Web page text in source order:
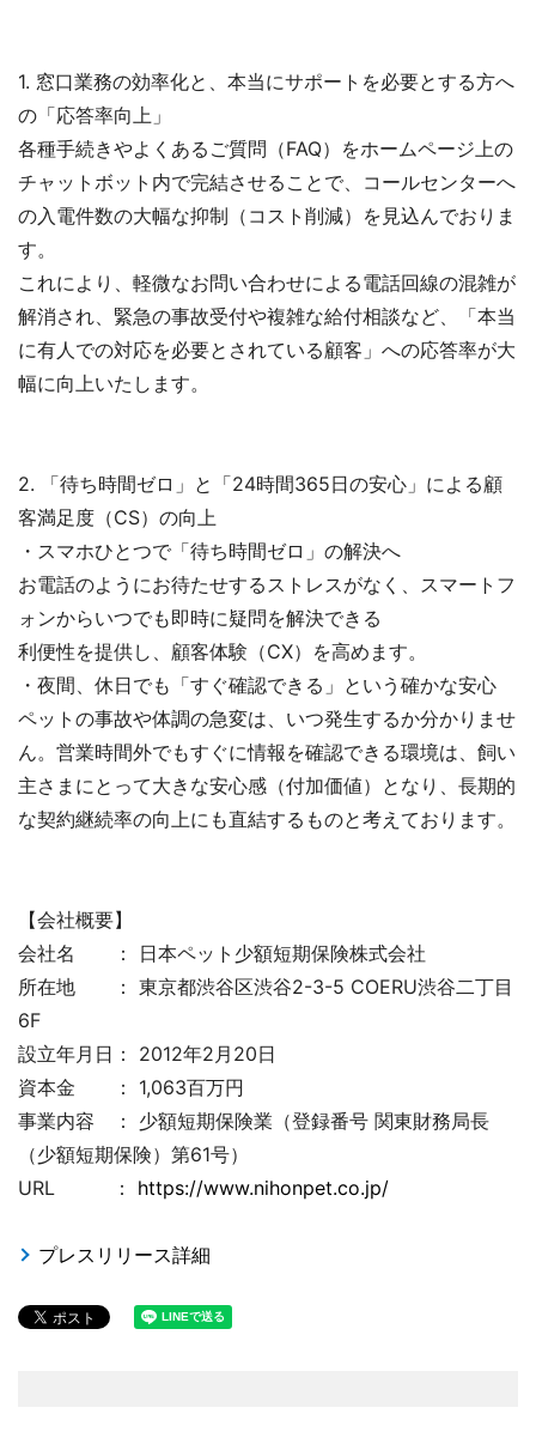
1. 窓口業務の効率化と、本当にサポートを必要とする方へ
の「応答率向上」
各種手続きやよくあるご質問（FAQ）をホームページ上の
チャットボット内で完結させることで、コールセンターへ
の入電件数の大幅な抑制（コスト削減）を見込んでおりま
す。
これにより、軽微なお問い合わせによる電話回線の混雑が
解消され、緊急の事故受付や複雑な給付相談など、「本当
に有人での対応を必要とされている顧客」への応答率が大
幅に向上いたします。
2. 「待ち時間ゼロ」と「24時間365日の安心」による顧
客満足度（CS）の向上
・スマホひとつで「待ち時間ゼロ」の解決へ
お電話のようにお待たせするストレスがなく、スマートフ
ォンからいつでも即時に疑問を解決できる
利便性を提供し、顧客体験（CX）を高めます。
・夜間、休日でも「すぐ確認できる」という確かな安心
ペットの事故や体調の急変は、いつ発生するか分かりませ
ん。営業時間外でもすぐに情報を確認できる環境は、飼い
主さまにとって大きな安心感（付加価値）となり、長期的
な契約継続率の向上にも直結するものと考えております。
【会社概要】
会社名 ： 日本ペット少額短期保険株式会社
所在地 ： 東京都渋谷区渋谷2-3-5 COERU渋谷二丁目
6F
設立年月日： 2012年2月20日
資本金 ： 1,063百万円
事業内容 ： 少額短期保険業（登録番号 関東財務局長
（少額短期保険）第61号）
URL ： https://www.nihonpet.co.jp/
プレスリリース詳細